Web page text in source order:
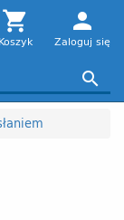

Koszyk
person
Zaloguj się
